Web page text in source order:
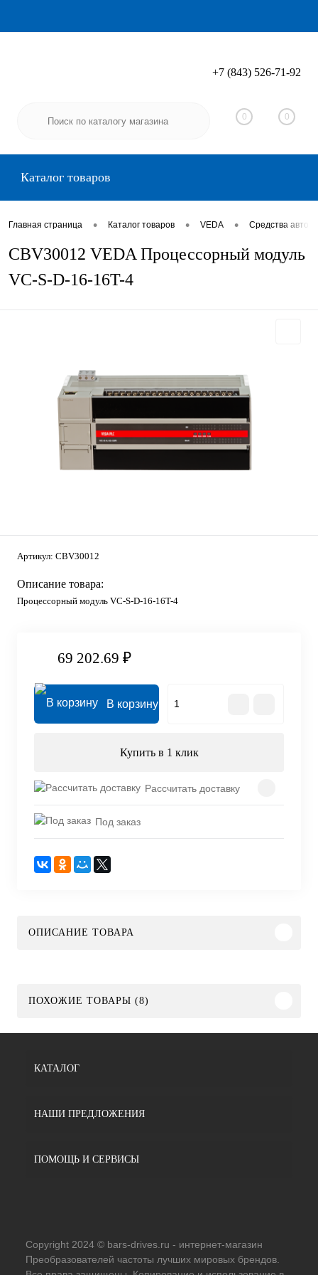
Вход Регистрация
+7 (843) 526-71-92
0 0
Каталог товаров
Главная страница • Каталог товаров • VEDA • Средства
CBV30012 VEDA Процессорный модуль
VC-S-D-16-16T-4
Артикул: CBV30012
Описание товара:
Процессорный модуль VC-S-D-16-16T-4
69 202.69 ₽
В корзину
Купить в 1 клик
Рассчитать доставку
Под заказ
ОПИСАНИЕ ТОВАРА
ПОХОЖИЕ ТОВАРЫ (8)
КАТАЛОГ
НАШИ ПРЕДЛОЖЕНИЯ
ПОМОЩЬ И СЕРВИСЫ
Copyright 2024 © bars-drives.ru - интернет-магазин
Преобразователей частоты лучших мировых брендов.